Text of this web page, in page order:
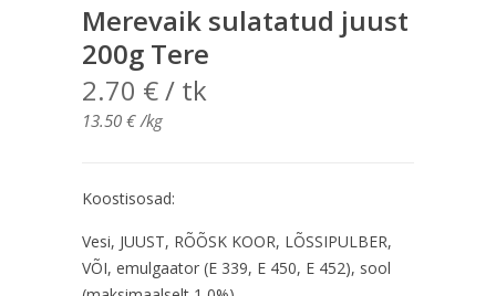
Merevaik sulatatud juust
200g Tere
2.70 €/ tk
13.50€ /kg
Koostisosad:
Vesi, JUUST, RÕÕSK KOOR, LÕSSIPULBER,
VÕI, emulgaator (E 339, E 450, E 452), sool